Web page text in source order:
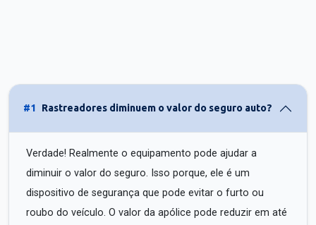
#1 Rastreadores diminuem o valor do seguro auto?
Verdade! Realmente o equipamento pode ajudar a
diminuir o valor do seguro. Isso porque, ele é um
dispositivo de segurança que pode evitar o furto ou
roubo do veículo. O valor da apólice pode reduzir em até